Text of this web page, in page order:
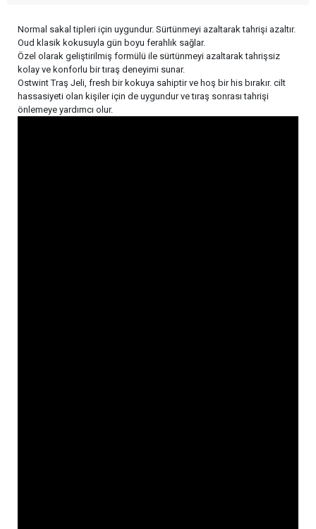
Normal sakal tipleri için uygundur. Sürtünmeyi azaltarak tahrişi azaltır.
Oud klasik kokusuyla gün boyu ferahlık sağlar.
Özel olarak geliştirilmiş formülü ile sürtünmeyi azaltarak tahrişsiz
kolay ve konforlu bir tıraş deneyimi sunar.
Ostwint Traş Jeli, fresh bir kokuya sahiptir ve hoş bir his bırakır. cilt
hassasiyeti olan kişiler için de uygundur ve tıraş sonrası tahrişi
önlemeye yardımcı olur.